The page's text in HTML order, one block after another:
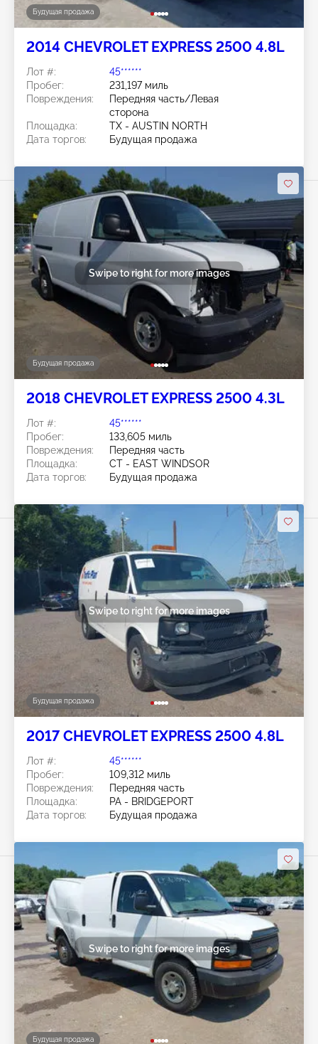
Будущая продажа
2014 CHEVROLET EXPRESS 2500 4.8L
Лот #:
45******
Пробег:
231,197 миль
Повреждения:
Передняя часть/Левая
сторона
Площадка:
TX - AUSTIN NORTH
Дата торгов:
Будущая продажа
Будущая продажа
Swipe to right for more images
2018 CHEVROLET EXPRESS 2500 4.3L
Лот #:
45******
Пробег:
133,605 миль
Повреждения:
Передняя часть
Площадка:
CT - EAST WINDSOR
Дата торгов:
Будущая продажа
Будущая продажа
Swipe to right for more images
2017 CHEVROLET EXPRESS 2500 4.8L
Лот #:
45******
Пробег:
109,312 миль
Повреждения:
Передняя часть
Площадка:
PA - BRIDGEPORT
Дата торгов:
Будущая продажа
Будущая продажа
Swipe to right for more images